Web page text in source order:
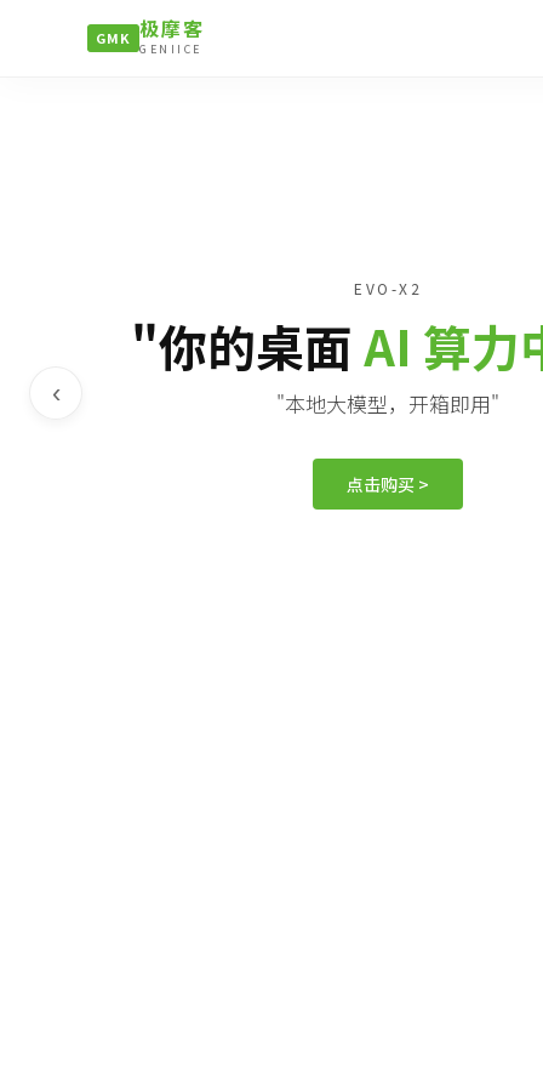
GMK 极摩客
GENIICE
EVO-X2
"你的桌面AI 算力
"本地大模型，开箱即用"
点击购买 >
‹